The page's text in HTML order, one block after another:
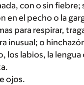
con o sin fiebre;
en el pecho o la
para respirar,
inusual; o
los labios, la lengua
ojos.